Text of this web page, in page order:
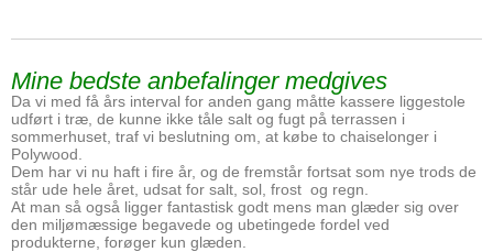
Mine bedste anbefalinger medgives
Da vi med få års interval for anden gang måtte kassere liggestole
udført i træ, de kunne ikke tåle salt og fugt på terrassen i
sommerhuset, traf vi beslutning om, at købe to chaiselonger i
Polywood.
Dem har vi nu haft i fire år, og de fremstår fortsat som nye trods de
står ude hele året, udsat for salt, sol, frost og regn.
At man så også ligger fantastisk godt mens man glæder sig over
den miljømæssige begavede og ubetingede fordel ved
produkterne, forøger kun glæden.